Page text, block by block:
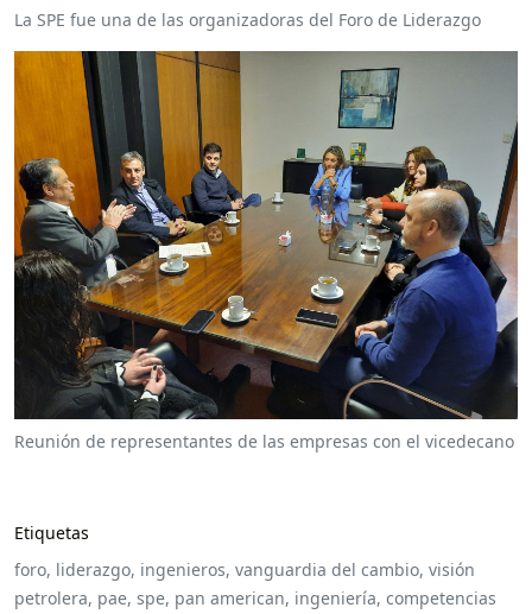
La SPE fue una de las organizadoras del Foro de Liderazgo
Reunión de representantes de las empresas con el vicedecano
Etiquetas
foro, liderazgo, ingenieros, vanguardia del cambio, visión
petrolera, pae, spe, pan american, ingeniería, competencias